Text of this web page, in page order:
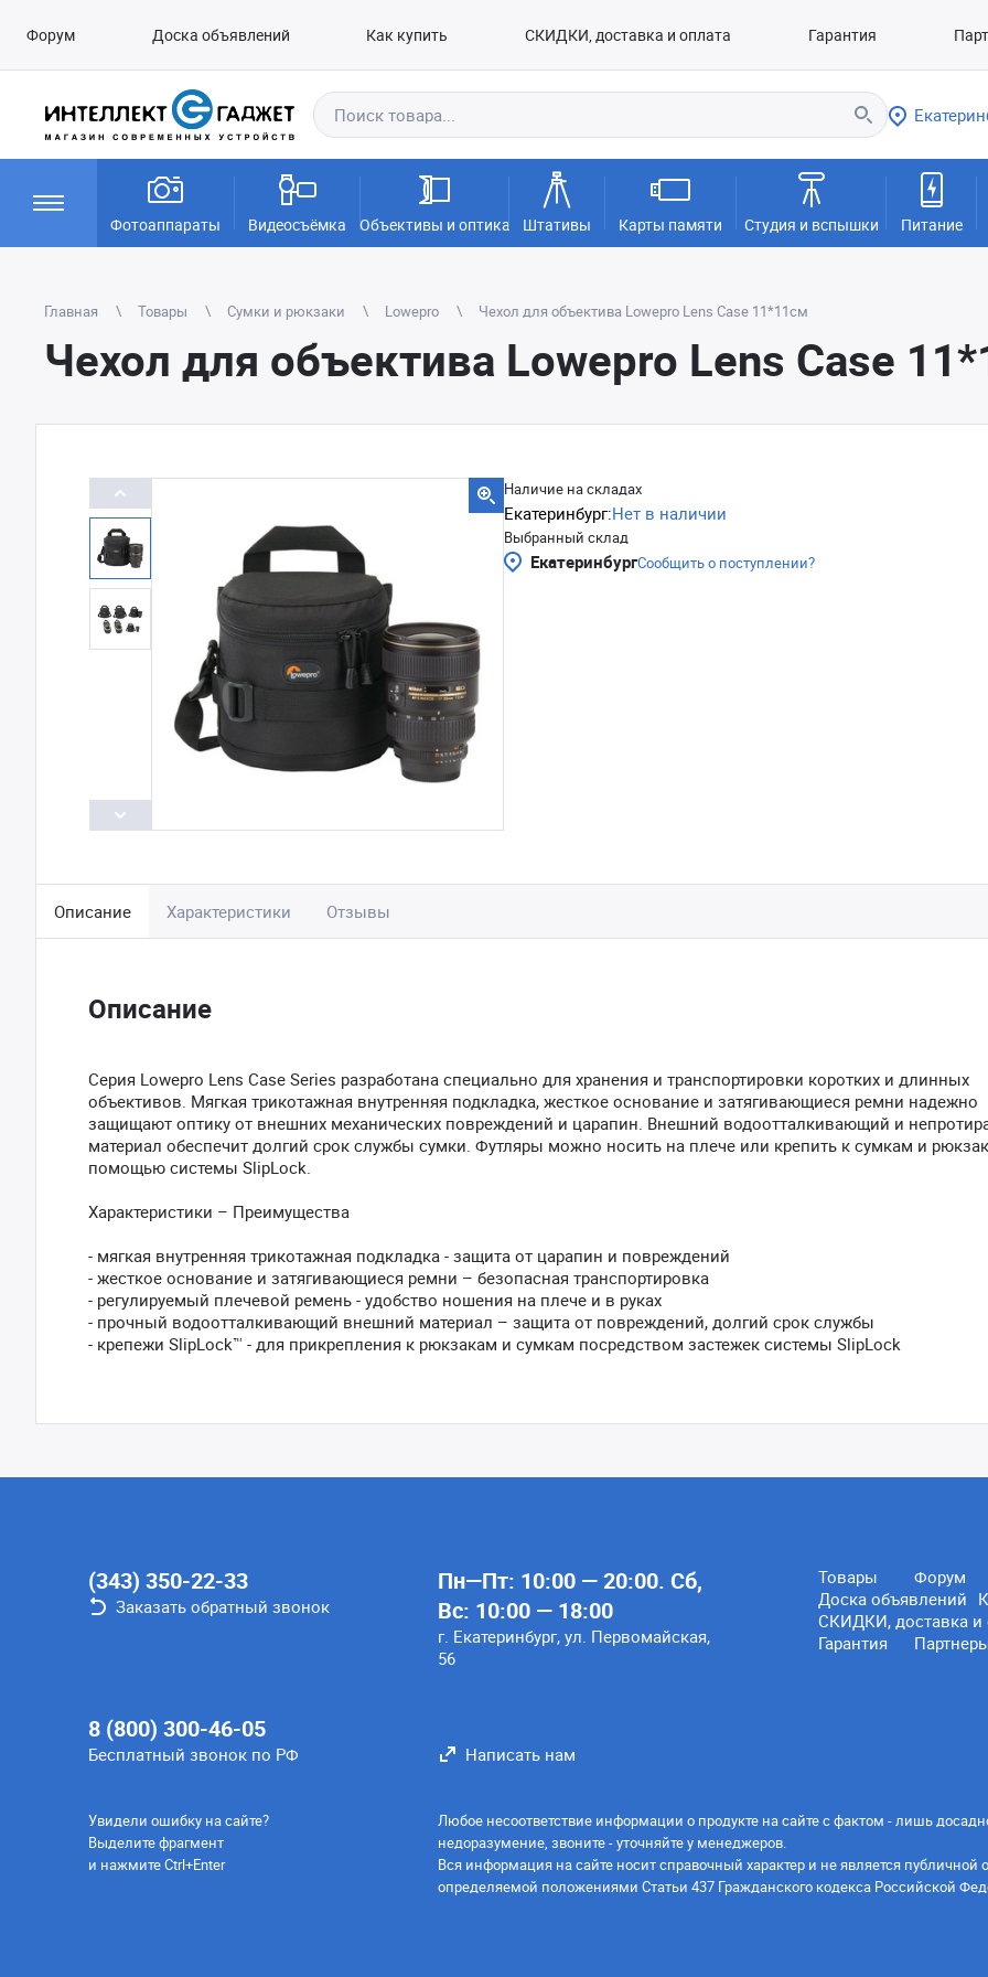
Форум Доска объявлений Как купить СКИДКИ, доставка и оплата Гарантия
Фотоаппараты Видеосъёмка Объективы и оптика Штативы Карты памяти Студия и вспышки Питание
Главная Товары Сумки и рюкзаки Lowepro Чехол для объектива Lowepro Lens Case 11*11см
Чехол для объектива Lowepro Lens Case
Наличие на складах
Екатеринбург:Нет в наличии
Выбранный склад
ЕкатеринбургСообщить о поступлении?
Описание Характеристики Отзывы
Описание
Серия Lowepro Lens Case Series разработана специально для хранения и транспортировки коротких и длинных
объективов. Мягкая трикотажная внутренняя подкладка, жесткое основание и затягивающиеся ремни надежно
защищают оптику от внешних механических повреждений и царапин. Внешний водоотталкивающий и
материал обеспечит долгий срок службы сумки. Футляры можно носить на плече или крепить к сумкам и
помощью системы SlipLock.
Характеристики – Преимущества
- мягкая внутренняя трикотажная подкладка - защита от царапин и повреждений
- жесткое основание и затягивающиеся ремни – безопасная транспортировка
- регулируемый плечевой ремень - удобство ношения на плече и в руках
- прочный водоотталкивающий внешний материал – защита от повреждений, долгий срок службы
- крепежи SlipLock™ - для прикрепления к рюкзакам и сумкам посредством застежек системы SlipLock
(343) 350-22-33
Заказать обратный звонок
8 (800) 300-46-05
Бесплатный звонок по РФ
Пн—Пт: 10:00 — 20:00. Сб,
Вс: 10:00 — 18:00
г. Екатеринбург, ул. Первомайская,
56
Товары
Форум
Доска объявлений
СКИДКИ, доставка и
Гарантия
Написать нам
Увидели ошибку на сайте?
Выделите фрагмент
и нажмите Ctrl+Enter
Любое несоответствие информации о продукте на сайте с фактом - лишь
недоразумение, звоните - уточняйте у менеджеров.
Вся информация на сайте носит справочный характер и не является публичной
определяемой положениями Статьи 437 Гражданского кодекса Российской